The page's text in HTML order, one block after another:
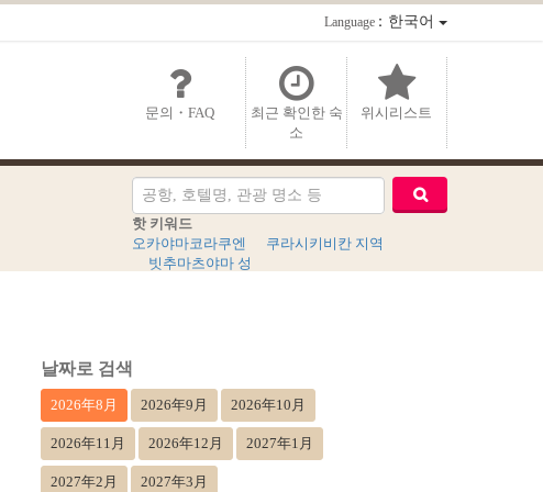
Language：한국어
문의・FAQ
최근 확인한 숙
소
위시리스트
핫 키워드
오카야마코라쿠엔
쿠라시키비칸 지역
빗추마츠야마 성
날짜로 검색
2026年8月 2026年9月 2026年10月
2026年11月 2026年12月 2027年1月
2027年2月 2027年3月